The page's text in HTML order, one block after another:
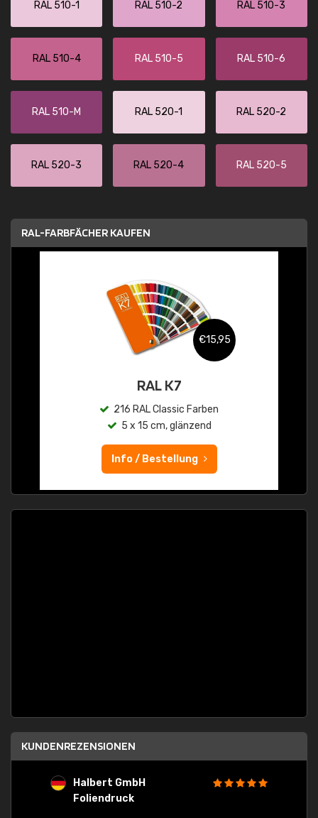
RAL 510-1 RAL 510-2 RAL 510-3
RAL 510-4 RAL 510-5 RAL 510-6
RAL 510-M RAL 520-1 RAL 520-2
RAL 520-3 RAL 520-4 RAL 520-5
RAL-FARBFÄCHER KAUFEN
€15,95
RAL K7
216 RAL Classic Farben
5 x 15 cm, glänzend
Info / Bestellung
KUNDENREZENSIONEN
Halbert GmbH
Foliendruck